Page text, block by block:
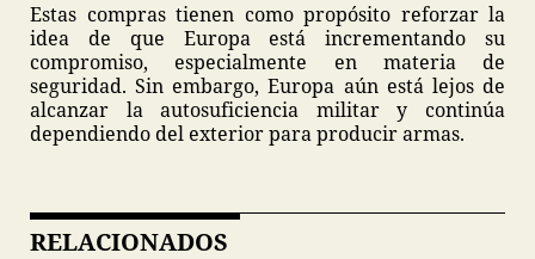
Estas compras tienen como propósito reforzar la
idea de que Europa está incrementando su
compromiso, especialmente en materia de
seguridad. Sin embargo, Europa aún está lejos de
alcanzar la autosuficiencia militar y continúa
dependiendo del exterior para producir armas.
RELACIONADOS